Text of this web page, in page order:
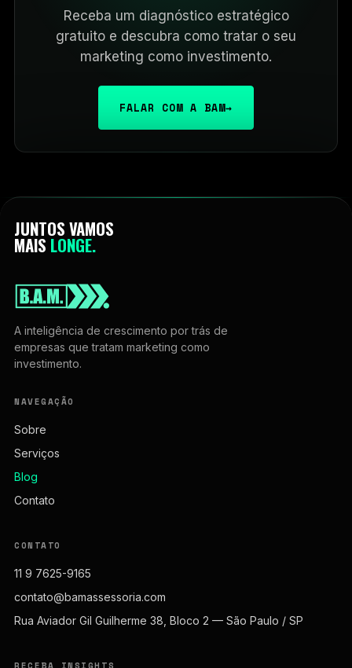
Receba um diagnóstico estratégico
gratuito e descubra como tratar o seu
marketing como investimento.
FALAR COM A BAM→
JUNTOS VAMOS
MAIS LONGE.
A inteligência de crescimento por trás de
empresas que tratam marketing como
investimento.
NAVEGAÇÃO
Sobre
Serviços
Blog
Contato
CONTATO
11 9 7625-9165
contato@bamassessoria.com
Rua Aviador Gil Guilherme 38, Bloco 2 — São Paulo / SP